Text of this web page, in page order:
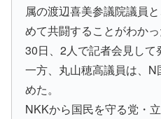
属の渡辺喜美参議院議員
めて共闘することがわかっ
30日、2人で記者会見して
一方、丸山穂高議員は、
めた。
NKKから国民を守る党・